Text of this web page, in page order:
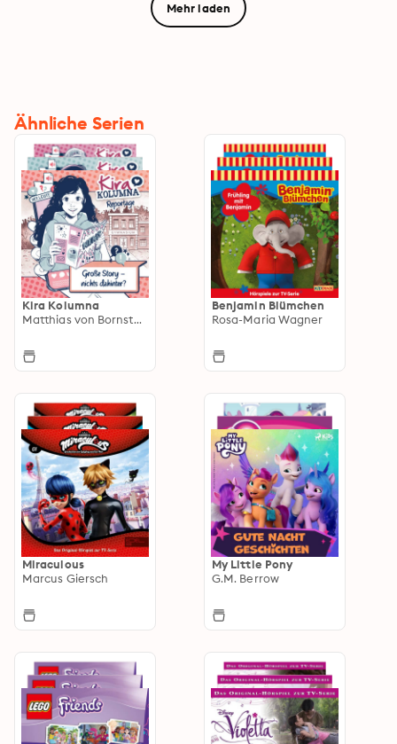
Mehr laden
Ähnliche Serien
Kira Kolumna
Matthias von Bornstädt
Benjamin Blümchen
Rosa-Maria Wagner
Miraculous
Marcus Giersch
My Little Pony
G.M. Berrow